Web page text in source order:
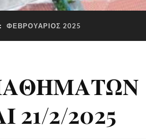
ΦΕΒΡΟΥΆΡΙΟΣ 2025
21/2/2025